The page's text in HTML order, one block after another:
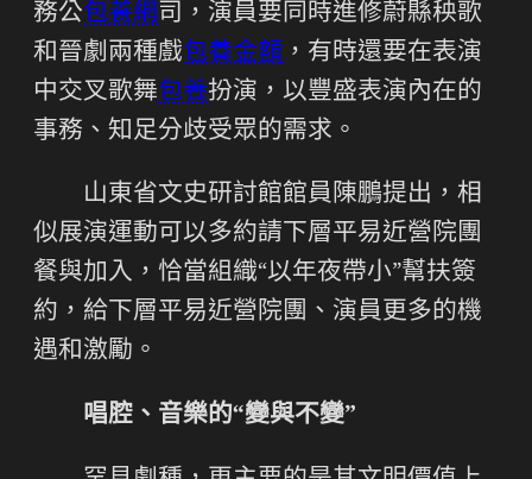
務公包養網司，演員要同時進修蔚縣秧歌
和晉劇兩種戲包養金額 ，有時還要在表演
中交叉歌舞包養扮演，以豐盛表演內在的
事務、知足分歧受眾的需求。
山東省文史研討館館員陳鵬提出，相
似展演運動可以多約請下層平易近營院團
餐與加入，恰當組織“以年夜帶小”幫扶簽
約，給下層平易近營院團、演員更多的機
遇和激勵。
唱腔、音樂的“變與不變”